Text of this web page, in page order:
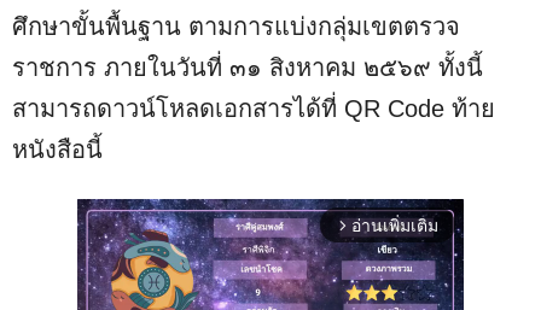
ศึกษาขั้นพื้นฐาน ตามการแบ่งกลุ่มเขตตรวจ
ราชการ ภายในวันที่ ๓๑ สิงหาคม ๒๕๖๙ ทั้งนี้
สามารถดาวน์โหลดเอกสารได้ที่ QR Code ท้าย
หนังสือนี้
arrow_forward_ios อ่านเพิ่มเติม